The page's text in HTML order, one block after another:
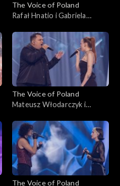
The Voice of Poland
Rafał Hnatio i Gabriela
Golarza”, „The Voice of
Poland”, Bitwy, 25
października 2025
The Voice of Poland
Mateusz Włodarczyk i
„The Voice of Poland”, Bitwy,
25 października 2025
The Voice of Poland